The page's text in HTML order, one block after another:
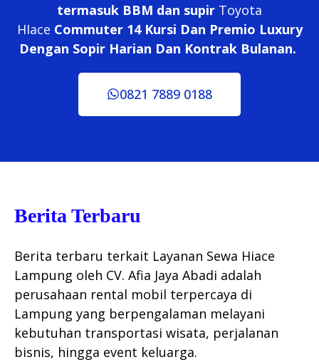
termasuk BBM dan supir Toyota
HIace Commuter 14 Kursi Dan Premio Luxury
Dengan Sopir Harian Dan Kontrak Bulanan.
0821 7889 0188
Berita Terbaru
Berita terbaru terkait Layanan Sewa Hiace
Lampung oleh CV. Afia Jaya Abadi adalah
perusahaan rental mobil terpercaya di
Lampung yang berpengalaman melayani
kebutuhan transportasi wisata, perjalanan
bisnis, hingga event keluarga.